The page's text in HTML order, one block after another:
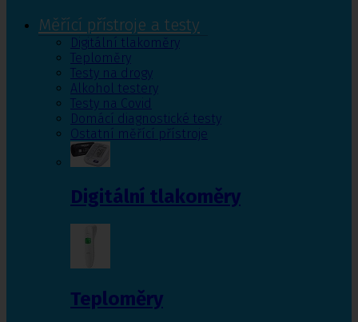
Měřící přístroje a testy
Digitální tlakoměry
Teploměry
Testy na drogy
Alkohol testery
Testy na Covid
Domácí diagnostické testy
Ostatní měřící přístroje
Digitální tlakoměry
Teploměry